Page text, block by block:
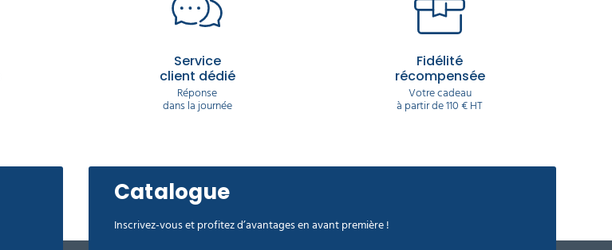
Service
client dédié
Réponse
dans la journée
Fidélité
récompensée
Votre cadeau
à partir de 110 € HT
Catalogue
Inscrivez-vous et profitez d’avantages en avant première !